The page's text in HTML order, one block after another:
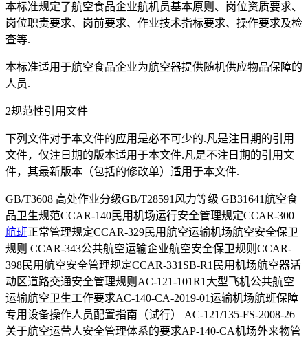
本标准规定了航空食品企业航机员基本原则、岗位资质要求、
岗位职责要求、岗前要求、作业技术指标要求、操作要求及检
查等.
本标准适用于航空食品企业为航空器提供随机供应物品保障的
人员.
2规范性引用文件
下列文件对于本文件的应用是必不可少的.凡是注日期的引用
文件，仅注日期的版本适用于本文件.凡是不注日期的引用文
件，其最新版本（包括的修改单）适用于本文件.
GB/T3608 高处作业分级GB/T28591风力等级 GB31641航空食
品卫生规范CCAR-140民用机场运行安全管理规定CCAR-300
航班正常管理规定CCAR-329民用航空运输机场航空安全保卫
规则 CCAR-343公共航空运输企业航空安全保卫规则CCAR-
398民用航空安全管理规定CCAR-331SB-R1民用机场航空器活
动区道路交通安全管理规则AC-121-101R1大型飞机公共航空
运输航空卫生工作要求AC-140-CA-2019-01运输机场航班保障
专用设备操作人员配置指南（试行） AC-121/135-FS-2008-26
关于航空运营人安全管理体系的要求AP-140-CA机场外来物管